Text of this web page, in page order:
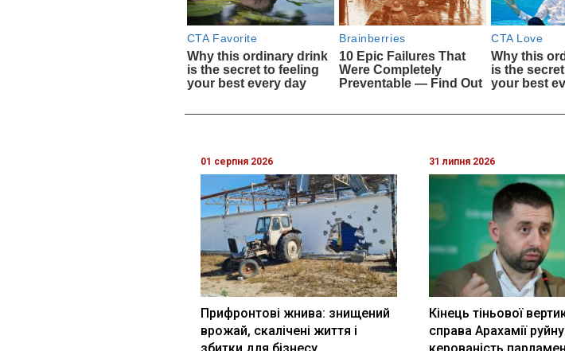
01 серпня 2026
Прифронтові жнива: знищений
врожай, скалічені життя і
збитки для бізнесу
31 липня 2026
Кінець тіньової
справа Арахамії
керованість